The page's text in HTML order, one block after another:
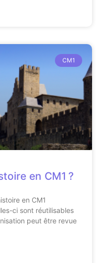
CM1
en CM1 ?
en CM1
ci sont réutilisables
peut être revue